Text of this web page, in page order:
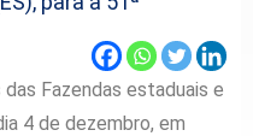
Fazendas estaduais e
4 de dezembro, em